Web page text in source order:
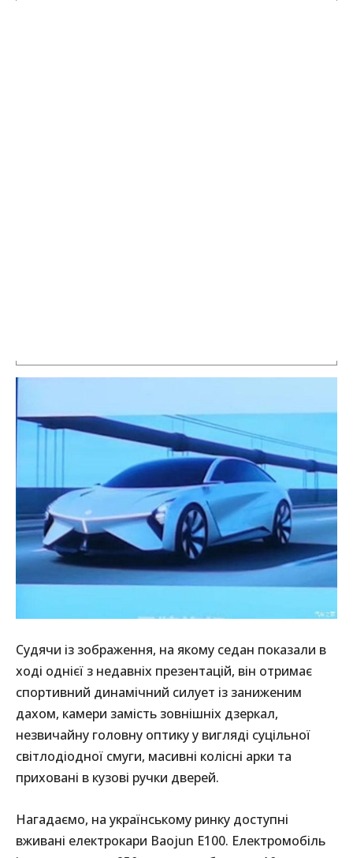
Судячи із зображення, на якому седан показали в
ході однієї з недавніх презентацій, він отримає
спортивний динамічний силует із заниженим
дахом, камери замість зовнішніх дзеркал,
незвичайну головну оптику у вигляді суцільної
світлодіодної смуги, масивні колісні арки та
приховані в кузові ручки дверей.
Нагадаємо, на українському ринку доступні
вживані електрокари Baojun E100. Електромобіль